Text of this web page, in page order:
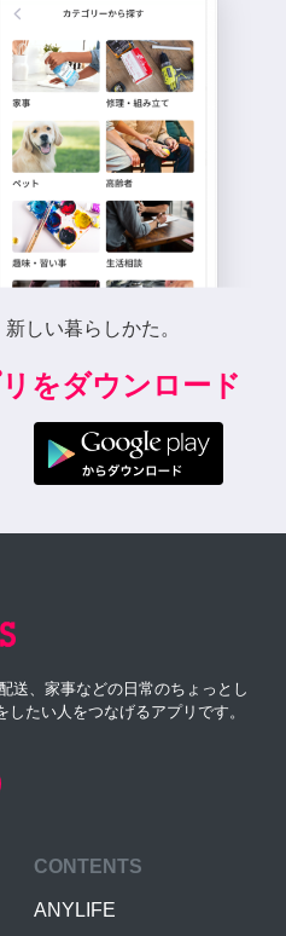
しい暮らしかた。
をダウンロード
送、家事などの日常のちょっとし
たい人をつなげるアプリです。
CONTENTS
ANYLIFE